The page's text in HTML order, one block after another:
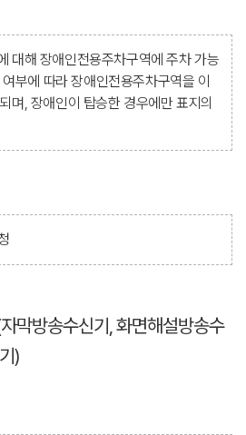
대해 장애인전용주차구역에 주차 가능
부에 따라 장애인전용주차구역을 이
며, 장애인이 탑승한 경우에만 표지의
막방송수신기, 화면해설방송수
)